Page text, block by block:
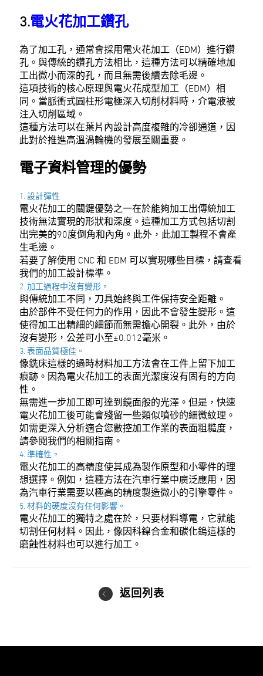
3.電火花加工鑽孔
為了加工孔，通常會採用電火花加工（EDM）進行鑽
孔。與傳統的鑽孔方法相比，這種方法可以精確地加
工出微小而深的孔，而且無需後續去除毛邊。
這項技術的核心原理與電火花成型加工（EDM）相
同。當脈衝式圓柱形電極深入切削材料時，介電液被
注入切削區域。
這種方法可以在葉片內設計高度複雜的冷卻通道，因
此對於推進高溫渦輪機的發展至關重要。
電子資料管理的優勢
1. 設計彈性
電火花加工的關鍵優勢之一在於能夠加工出傳統加工
技術無法實現的形狀和深度。這種加工方式包括切割
出完美的90度倒角和內角。此外，此加工製程不會產
生毛邊。
若要了解使用 CNC 和 EDM 可以實現哪些目標，請查看
我們的加工設計標準。
2. 加工過程中沒有變形。
與傳統加工不同，刀具始終與工件保持安全距離。
由於部件不受任何力的作用，因此不會發生變形。這
使得加工出精細的細節而無需擔心開裂。此外，由於
沒有變形，公差可小至±0.012毫米。
3. 表面品質極佳。
像銑床這樣的過時材料加工方法會在工件上留下加工
痕跡。因為電火花加工的表面光潔度沒有固有的方向
性。
無需進一步加工即可達到鏡面般的光澤。但是，快速
電火花加工後可能會殘留一些類似噴砂的細微紋理。
如需更深入分析適合您數控加工作業的表面粗糙度，
請參閱我們的相關指南。
4. 準確性。
電火花加工的高精度使其成為製作原型和小零件的理
想選擇。例如，這種方法在汽車行業中廣泛應用，因
為汽車行業需要以極高的精度製造微小的引擎零件。
5. 材料的硬度沒有任何影響。
電火花加工的獨特之處在於，只要材料導電，它就能
切割任何材料。因此，像因科鎳合金和碳化鎢這樣的
磨蝕性材料也可以進行加工。
返回列表